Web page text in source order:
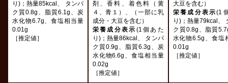
り)；熱量85kcal、 タンパ
ク質0.8g、脂質6.1g、炭
水化物6.7g、食塩相当量
0.01g
［推定値］
剤、香料、着色料（黄
４、青１）、（一部に乳
成分・大豆を含む）
栄養成分表示 (1個あた
り)；熱量86kcal、 タンパ
ク質0.9g、脂質6.3g、炭
水化物6.6g、食塩相当量
0.02g
［推定値］
大豆を含む）
栄養成分表示(1
り)；熱量79kcal、
ク質0.8g、脂質
水化物6.5g、食塩
0.01g
［推定値］